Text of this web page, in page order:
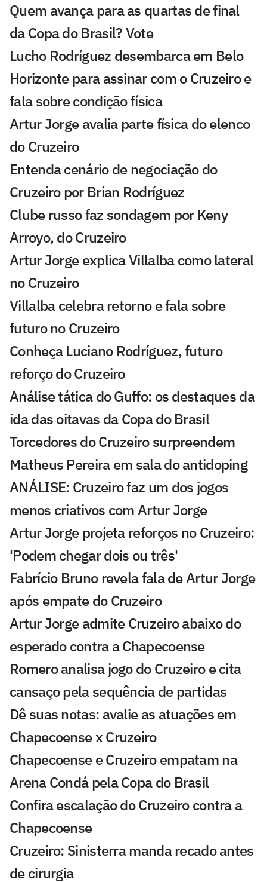
Quem avança para as quartas de final
da Copa do Brasil? Vote
Lucho Rodríguez desembarca em Belo
Horizonte para assinar com o Cruzeiro e
fala sobre condição física
Artur Jorge avalia parte física do elenco
do Cruzeiro
Entenda cenário de negociação do
Cruzeiro por Brian Rodríguez
Clube russo faz sondagem por Keny
Arroyo, do Cruzeiro
Artur Jorge explica Villalba como lateral
no Cruzeiro
Villalba celebra retorno e fala sobre
futuro no Cruzeiro
Conheça Luciano Rodríguez, futuro
reforço do Cruzeiro
Análise tática do Guffo: os destaques da
ida das oitavas da Copa do Brasil
Torcedores do Cruzeiro surpreendem
Matheus Pereira em sala do antidoping
ANÁLISE: Cruzeiro faz um dos jogos
menos criativos com Artur Jorge
Artur Jorge projeta reforços no Cruzeiro:
'Podem chegar dois ou três'
Fabrício Bruno revela fala de Artur Jorge
após empate do Cruzeiro
Artur Jorge admite Cruzeiro abaixo do
esperado contra a Chapecoense
Romero analisa jogo do Cruzeiro e cita
cansaço pela sequência de partidas
Dê suas notas: avalie as atuações em
Chapecoense x Cruzeiro
Chapecoense e Cruzeiro empatam na
Arena Condá pela Copa do Brasil
Confira escalação do Cruzeiro contra a
Chapecoense
Cruzeiro: Sinisterra manda recado antes
de cirurgia